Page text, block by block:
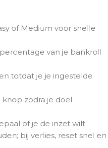
of Medium voor snelle
van je bankroll
totdat je je ingestelde
zodra je doel
of je de inzet wilt
bij verlies, reset snel en